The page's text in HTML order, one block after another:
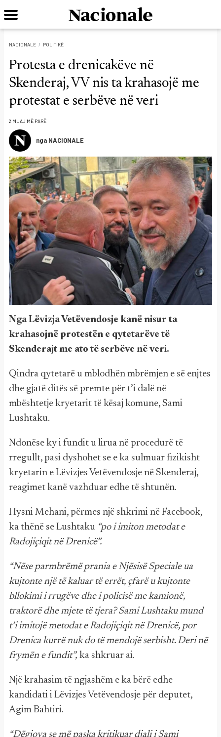
NACIONALE POLITIKË
Protesta e drenicakëve në
Skenderaj, VV nis ta krahasojë me
protestat e serbëve në veri
2 MUAJ MË PARË
nga NACIONALE
Nga Lëvizja Vetëvendosje kanë nisur ta
krahasojnë protestën e qytetarëve të
Skenderajt me ato të serbëve në veri.
Qindra qytetarë u mblodhën mbrëmjen e së enjtes
dhe gjatë ditës së premte për t’i dalë në
mbështetje kryetarit të kësaj komune, Sami
Lushtaku.
Ndonëse ky i fundit u lirua në procedurë të
rregullt, pasi dyshohet se e ka sulmuar fizikisht
kryetarin e Lëvizjes Vetëvendosje në Skenderaj,
reagimet kanë vazhduar edhe të shtunën.
Hysni Mehani, përmes një shkrimi në Facebook,
ka thënë se Lushtaku “po i imiton metodat e
Radojiçiqit në Drenicë”.
“Nëse parmbrëmë prania e Njësisë Speciale ua
kujtonte një të kaluar të errët, çfarë u kujtonte
bllokimi i rrugëve dhe i policisë me kamionë,
traktorë dhe mjete të tjera? Sami Lushtaku mund
t’i imitojë metodat e Radojiçiqit në Drenicë, por
Drenica kurrë nuk do të mendojë serbisht. Deri në
frymën e fundit”, ka shkruar ai.
Një krahasim të ngjashëm e ka bërë edhe
kandidati i Lëvizjes Vetëvendosje për deputet,
Agim Bahtiri.
“Dëgjova se më paska kritikuar djali i Sami